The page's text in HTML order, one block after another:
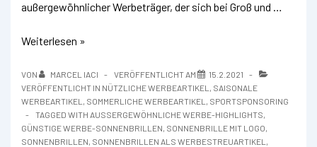
außergewöhnlicher Werbeträger, der sich bei Groß und …
Sonnenbrille
Weiterlesen »
VON MARCEL IACI VERÖFFENTLICHT AM
15.2.2021
VERÖFFENTLICHT IN NÜTZLICHE WERBEARTIKEL
SAISONALE
WERBEARTIKEL
SOMMERLICHE WERBEARTIKEL
SPORTSPONSORING
TAGGED WITH AUSSERGEWÖHNLICHE WERBE-HIGHLIGHTS
GÜNSTIGE WERBE-SONNENBRILLEN SONNENBRILLE MIT LOGO
SONNENBRILLEN SONNENBRILLEN ALS WERBESTREUARTIKEL